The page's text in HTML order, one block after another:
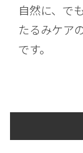
自然に、で
たるみケア
です。